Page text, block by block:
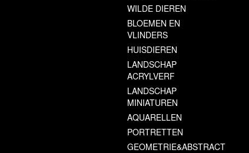
WILDE DIEREN
BLOEMEN EN
VLINDERS
HUISDIEREN
LANDSCHAP
ACRYLVERF
LANDSCHAP
MINIATUREN
AQUARELLEN
PORTRETTEN
GEOMETRIE&ABSTRACT